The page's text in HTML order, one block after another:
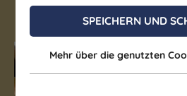
SPEICHERN UND
Mehr über die genutzten